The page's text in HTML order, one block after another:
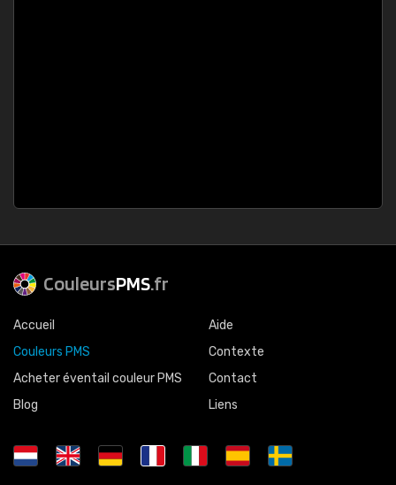
CouleursPMS.fr
Accueil
Couleurs PMS
Acheter éventail couleur PMS
Blog
Aide
Contexte
Contact
Liens